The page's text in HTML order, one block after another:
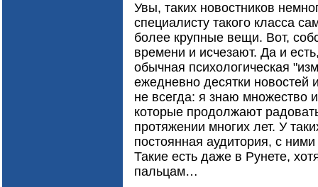
Увы, таких новостников
специалисту такого класса
более крупные вещи. Вот,
времени и исчезают. Да и
обычная психологическая
ежедневно десятки новостей
не всегда: я знаю множество
которые продолжают
протяжении многих лет. У
постоянная аудитория, с
Такие есть даже в Рунете,
пальцам…